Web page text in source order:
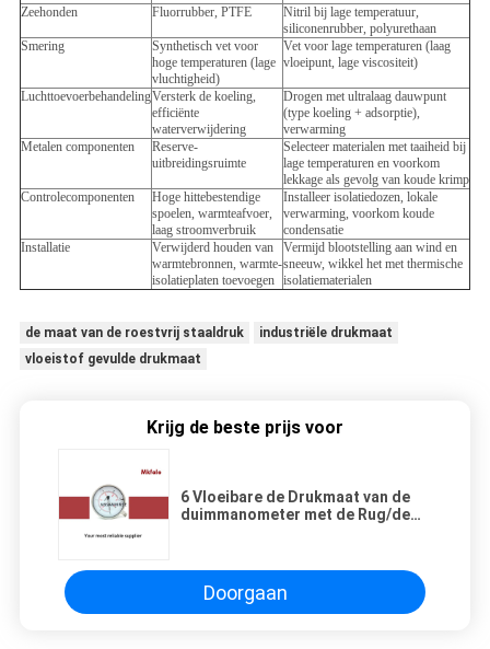
Zeehonden
Fluorrubber, PTFE
Nitril bij lage temperatuur,
siliconenrubber, polyurethaan
Smering
Synthetisch vet voor
hoge temperaturen (lage
vluchtigheid)
Vet voor lage temperaturen (laag
vloeipunt, lage viscositeit)
LuchttoevoerbehandelingVersterk de koeling,
efficiënte
waterverwijdering
Drogen met ultralaag dauwpunt
(type koeling + adsorptie),
verwarming
Metalen componenten
Reserve-
uitbreidingsruimte
Selecteer materialen met taaiheid bij
lage temperaturen en voorkom
lekkage als gevolg van koude krimp
Controlecomponenten
Hoge hittebestendige
spoelen, warmteafvoer,
laag stroomverbruik
Installeer isolatiedozen, lokale
verwarming, voorkom koude
condensatie
Installatie
Verwijderd houden van
warmtebronnen, warmte-
isolatieplaten toevoegen
Vermijd blootstelling aan wind en
sneeuw, wikkel het met thermische
isolatiematerialen
de maat van de roestvrij staaldruk
industriële drukmaat
vloeistof gevulde drukmaat
Krijg de beste prijs voor
6 Vloeibare de Drukmaat van de
duimmanometer met de Rug/de
Doorgaan